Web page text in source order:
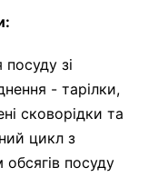
посуду зі
- тарілки,
сковорідки та
цикл з
посуду